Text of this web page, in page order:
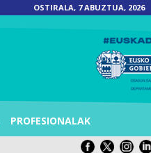
OSTIRALA, 7 ABUZTUA, 2026
PROFESIONALAK